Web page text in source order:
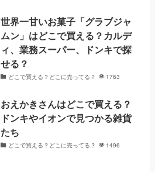
世界一甘いお菓子「グラブジャ
ムン」はどこで買える？カルデ
ィ、業務スーパー、ドンキで探
せる？
どこで買える？どこに売ってる？ 1763
おえかきさんはどこで買える？
ドンキやイオンで見つかる雑貨
たち
どこで買える？どこに売ってる？ 1496